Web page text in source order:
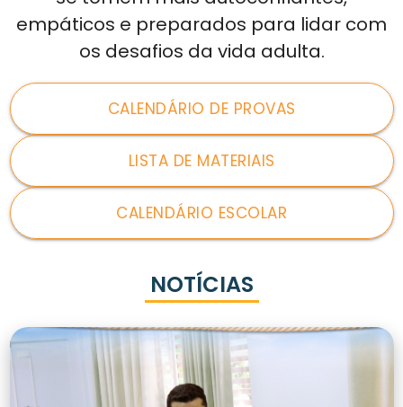
empáticos e preparados para lidar com
os desafios da vida adulta.
CALENDÁRIO DE PROVAS
LISTA DE MATERIAIS
CALENDÁRIO ESCOLAR
NOTÍCIAS